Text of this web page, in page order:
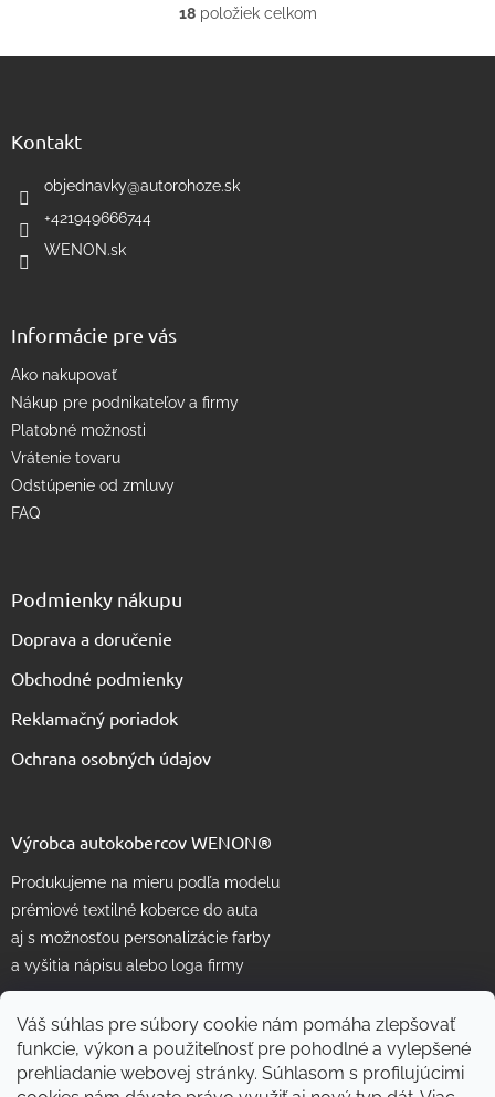
Váš súhlas pre súbory cookie nám pomáha zlepšovať
funkcie, výkon a použiteľnosť pre pohodlné a vylepšené
prehliadanie webovej stránky. Súhlasom s profilujúcimi
O
18položiek celkom
Kontakt
objednavky@autorohoze.sk
+421949666744
WENON.sk
Informácie pre vás
Ako nakupovať
Nákup pre podnikateľov a firmy
Platobné možnosti
Vrátenie tovaru
Odstúpenie od zmluvy
FAQ
Podmienky nákupu
Doprava a doručenie
Obchodné podmienky
Reklamačný poriadok
Ochrana osobných údajov
Výrobca autokobercov WENON®
Produkujeme na mieru podľa modelu
prémiové textilné koberce do auta
aj s možnosťou personalizácie farby
a vyšitia nápisu alebo loga firmy